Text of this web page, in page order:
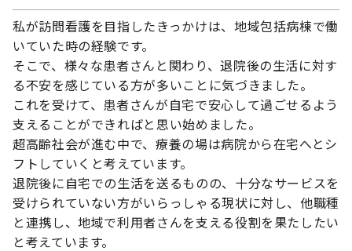
私が訪問看護を目指したきっかけは、地域包括病棟で働
いていた時の経験です。
そこで、様々な患者さんと関わり、退院後の生活に対す
る不安を感じている方が多いことに気づきました。
これを受けて、患者さんが自宅で安心して過ごせるよう
支えることができればと思い始めました。
超高齢社会が進む中で、療養の場は病院から在宅へとシ
フトしていくと考えています。
退院後に自宅での生活を送るものの、十分なサービスを
受けられていない方がいらっしゃる現状に対し、他職種
と連携し、地域で利用者さんを支える役割を果たしたい
と考えています。